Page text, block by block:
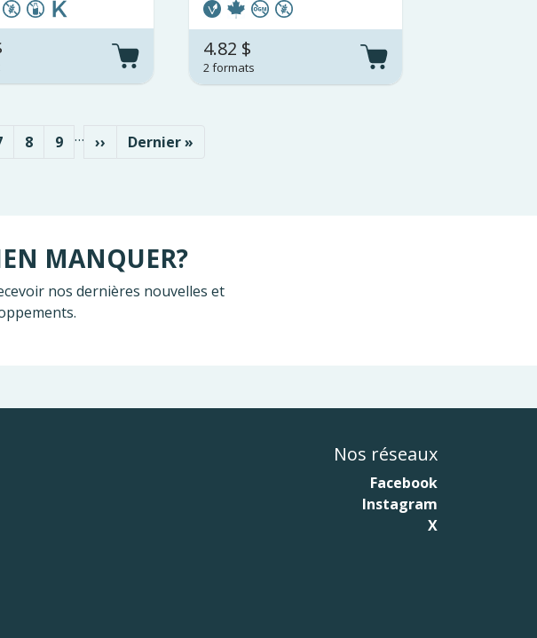
4.82 $
2 formats
Page
8 Page
9 … Page suivante
›› Dernière page
Dernier »
MANQUER?
nos dernières nouvelles et
Nos réseaux
Facebook
Instagram
X